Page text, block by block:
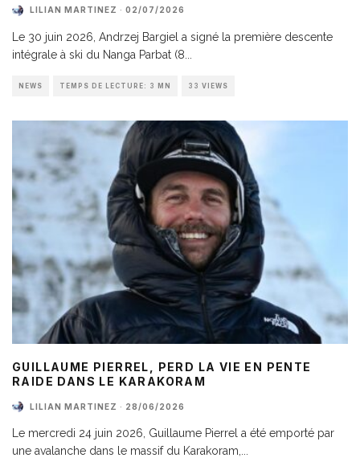
LILIAN MARTINEZ · 02/07/2026
Le 30 juin 2026, Andrzej Bargiel a signé la première descente
intégrale à ski du Nanga Parbat (8
NEWS TEMPS DE LECTURE: 3 MN 33 VIEWS
GUILLAUME PIERREL, PERD LA VIE EN PENTE
RAIDE DANS LE KARAKORAM
LILIAN MARTINEZ · 28/06/2026
Le mercredi 24 juin 2026, Guillaume Pierrel a été emporté par
une avalanche dans le massif du Karakoram,...